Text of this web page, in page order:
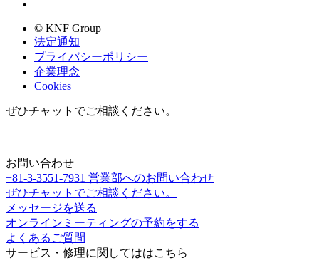
© KNF Group
法定通知
プライバシーポリシー
企業理念
Cookies
ぜひチャットでご相談ください。
お問い合わせ
+81-3-3551-7931 営業部へのお問い合わせ
ぜひチャットでご相談ください。
メッセージを送る
オンラインミーティングの予約をする
よくあるご質問
サービス・修理に関してははこちら